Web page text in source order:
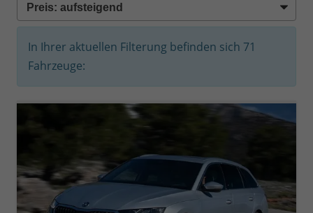
In Ihrer aktuellen Filterung befinden sich 71
Fahrzeuge: